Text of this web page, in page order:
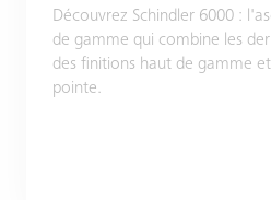
Découvrez Schindler 6000 :
de gamme qui combine les
des finitions haut de gamme
pointe.